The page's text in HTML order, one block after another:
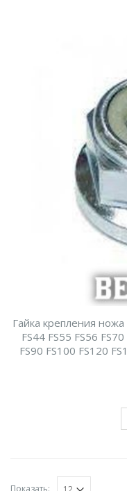
Гайка крепления
FS44 FS55 FS56
FS90 FS100 FS120